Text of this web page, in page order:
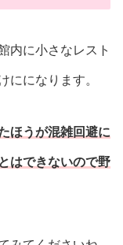
内に小さなレスト
にになります。
ほうが混雑回避に
はできないので野